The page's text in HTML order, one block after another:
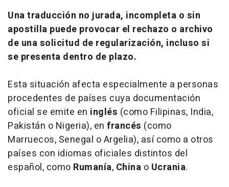
Una traducción no jurada, incompleta o sin
apostilla puede provocar el rechazo o archivo
de una solicitud de regularización, incluso si
se presenta dentro de plazo.
Esta situación afecta especialmente a personas
procedentes de países cuya documentación
oficial se emite en inglés (como Filipinas, India,
Pakistán o Nigeria), en francés (como
Marruecos, Senegal o Argelia), así como a otros
países con idiomas oficiales distintos del
español, como Rumanía, China o Ucrania.